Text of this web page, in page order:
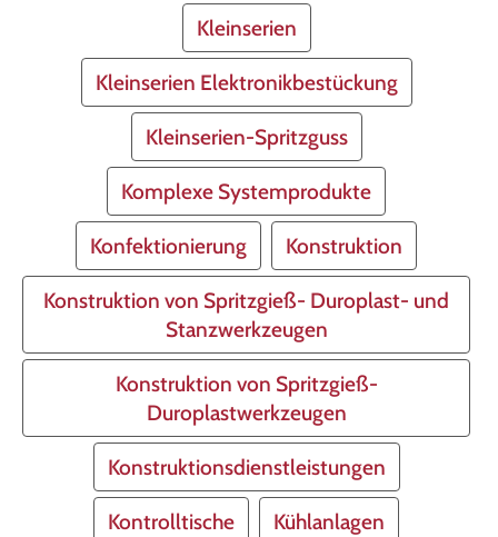
Kleinserien
Kleinserien Elektronikbestückung
Kleinserien-Spritzguss
Komplexe Systemprodukte
Konfektionierung Konstruktion
Konstruktion von Spritzgieß- Duroplast- und
Stanzwerkzeugen
Konstruktion von Spritzgieß-
Duroplastwerkzeugen
Konstruktionsdienstleistungen
Kontrolltische Kühlanlagen